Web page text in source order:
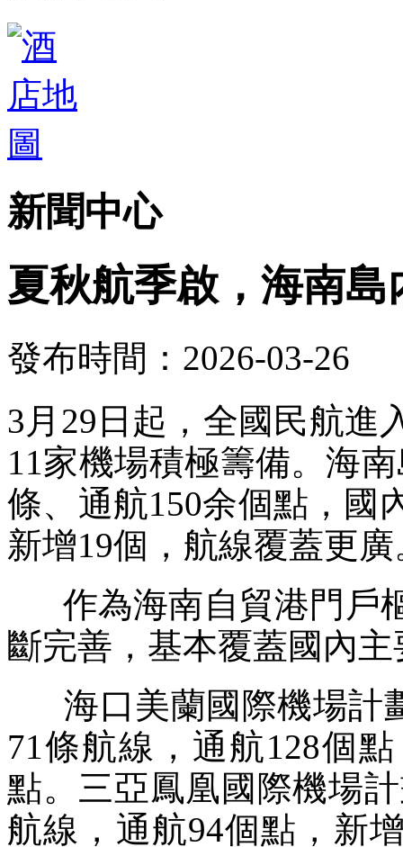
新聞中心
夏秋航季啟，海南
發布時間：2026-03-26
3月29日起，全國民航進
11家機場積極籌備。海
條、通航150余個點，國
新增19個，航線覆蓋更廣
作為海南自貿港門戶
斷完善，基本覆蓋國內
海口美蘭國際機場計
71條航線，通航128個
點。三亞鳳凰國際機場
航線，通航94個點，新